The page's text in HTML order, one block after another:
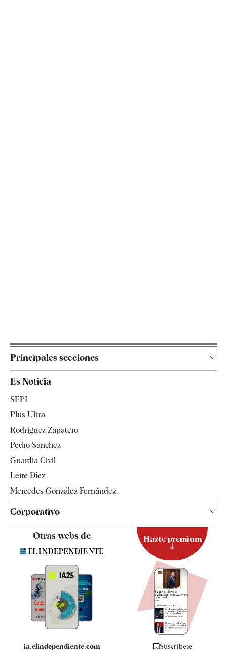
Principales secciones
España
Televisión
Es Noticia
SEPI
Plus Ultra
Rodríguez Zapatero
Pedro Sánchez
Guardia Civil
Leire Díez
Mercedes González Fernández
Corporativo
Contacto
Quiénes somos
Especificaciones
Otras webs de
ia.elindependiente.com
Hazte premium
Suscríbete